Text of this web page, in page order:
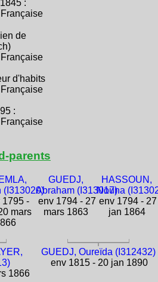
:
de
d'habits
:
parents
(I313020)
-
mars
GUEDJ,
Abraham (I313017)
env 1794 - 27
mars 1863
HASSOUN,
Nouna
env 1794 - 27
jan 1864
1866
GUEDJ, Oureïda (I312432)
env 1815 - 20 jan 1890